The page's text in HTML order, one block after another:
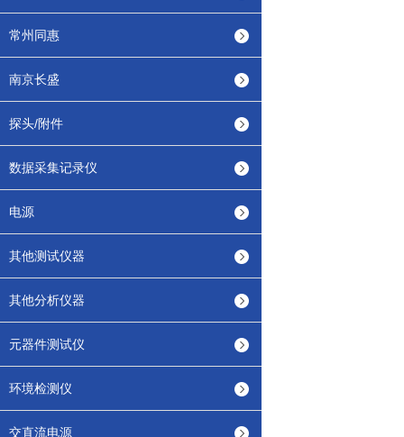
常州同惠
南京长盛
探头/附件
数据采集记录仪
电源
其他测试仪器
其他分析仪器
元器件测试仪
环境检测仪
交直流电源